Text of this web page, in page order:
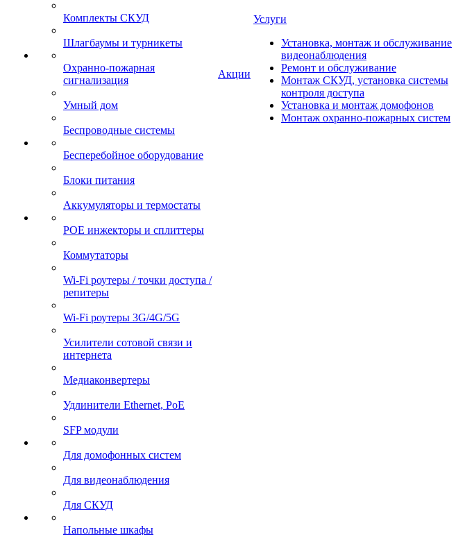
Комплекты СКУД
Шлагбаумы и турникеты
Охранно-пожарная
сигнализация
Умный дом
Беспроводные системы
Бесперебойное оборудование
Блоки питания
Аккумуляторы и термостаты
POE инжекторы и сплиттеры
Коммутаторы
Wi-Fi роутеры / точки доступа /
репитеры
Wi-Fi роутеры 3G/4G/5G
Усилители сотовой связи и
интернета
Медиаконвертеры
Удлинители Ethernet, PoE
SFP модули
Для домофонных систем
Для видеонаблюдения
Для СКУД
Напольные шкафы
Акции
Услуги
Установка, монтаж и обслуживание
видеонаблюдения
Ремонт и обслуживание
Монтаж СКУД, установка системы
контроля доступа
Установка и монтаж домофонов
Монтаж охранно-пожарных систем